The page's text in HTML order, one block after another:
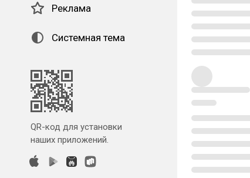
Реклама
Системная тема
QR-код для установки
наших приложений.